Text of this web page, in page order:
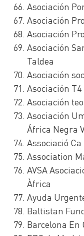
Asociación
Asociación
Asociación
Asociación
Taldea
Asociación
Asociación T4
Asociación
Asociación
África Negra
Associació
Association
AVSA
Àfrica
Ayuda
Baltistan
Barcelona En